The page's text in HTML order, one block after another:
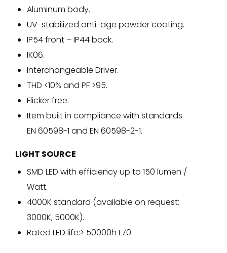
Aluminum body.
UV-stabilized anti-age powder coating.
IP54 front – IP44 back.
IK06.
Interchangeable Driver.
THD <10% and PF >95.
Flicker free.
Item built in compliance with standards
EN 60598-1 and EN 60598-2-1.
LIGHT SOURCE
SMD LED with efficiency up to 150 lumen /
Watt.
4000K standard (available on request:
3000K, 5000K).
Rated LED life:> 50000h L70.